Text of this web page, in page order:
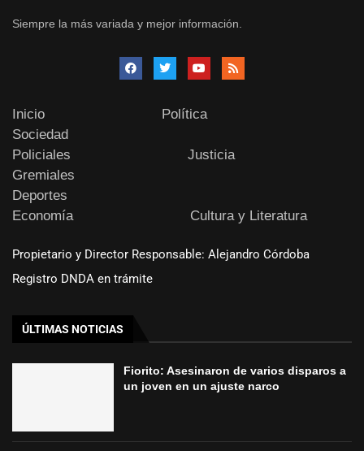
Siempre la más variada y mejor información.
Inicio
Política
Sociedad
Policiales
Justicia
Gremiales
Deportes
Economía
Cultura y Literatura
Propietario y Director Responsable: Alejandro Córdoba
Registro DNDA en trámite
ÚLTIMAS NOTICIAS
Fiorito: Asesinaron de varios disparos a
un joven en un ajuste narco